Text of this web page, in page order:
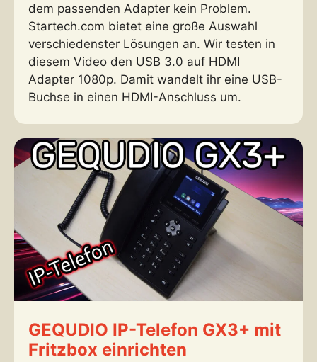
dem passenden Adapter kein Problem.
Startech.com bietet eine große Auswahl
verschiedenster Lösungen an. Wir testen in
diesem Video den USB 3.0 auf HDMI
Adapter 1080p. Damit wandelt ihr eine USB-
Buchse in einen HDMI-Anschluss um.
GEQUDIO IP-Telefon GX3+ mit
Fritzbox einrichten